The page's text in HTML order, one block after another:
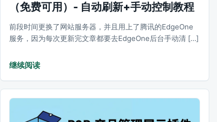
（免费可用）- 自动刷新+手动控制教程
前段时间更换了网站服务器，并且用上了腾讯的EdgeOne
服务，因为每次更新完文章都要去EdgeOne后台手动清 […]
继续阅读